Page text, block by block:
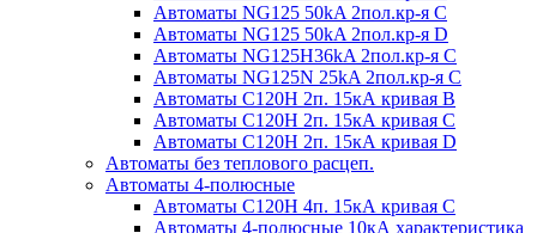
Автоматы NG125 50kA 2пол.кр-я C
Автоматы NG125 50kA 2пол.кр-я D
Автоматы NG125H36kA 2пол.кр-я C
Автоматы NG125N 25kA 2пол.кр-я C
Автоматы С120H 2п. 15кА кривая B
Автоматы С120H 2п. 15кА кривая C
Автоматы С120H 2п. 15кА кривая D
Автоматы без теплового расцеп.
Автоматы 4-полюсные
Автоматы С120H 4п. 15кА кривая C
Автоматы 4-полюсные 10кА характеристика